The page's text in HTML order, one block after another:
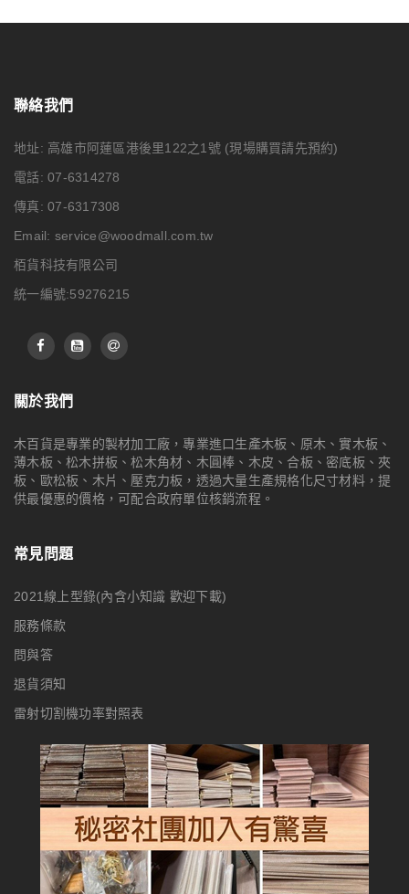
聯絡我們
地址: 高雄市阿蓮區港後里122之1號 (現場購買請先預約)
電話: 07-6314278
傳真: 07-6317308
Email: service@woodmall.com.tw
栢貨科技有限公司
統一編號:59276215
關於我們
木百貨是專業的製材加工廠，專業進口生產木板、原木、實木板、
薄木板、松木拼板、松木角材、木圓棒、木皮、合板、密底板、夾
板、歐松板、木片、壓克力板，透過大量生產規格化尺寸材料，提
供最優惠的價格，可配合政府單位核銷流程。
常見問題
2021線上型錄(內含小知識 歡迎下載)
服務條款
問與答
退貨須知
雷射切割機功率對照表